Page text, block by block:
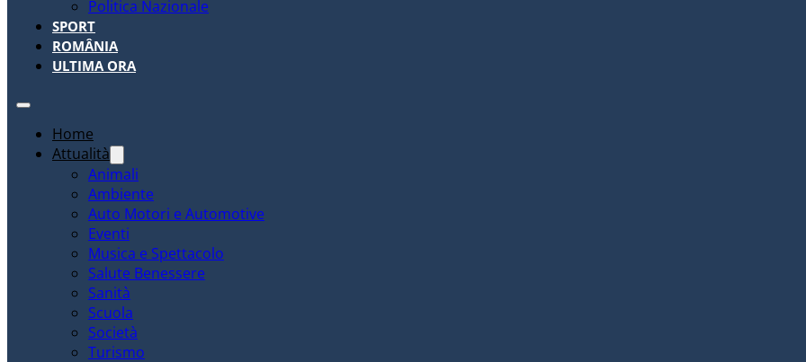
Politica Nazionale
SPORT
ROMÂNIA
ULTIMA ORA
Home
Attualità
Animali
Ambiente
Auto Motori e Automotive
Eventi
Musica e Spettacolo
Salute Benessere
Sanità
Scuola
Società
Turismo